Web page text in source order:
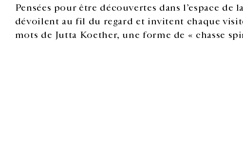
Pensées pour être découvertes dans l’espace de
dévoilent au fil du regard et invitent chaque
mots de Jutta Koether, une forme de « chasse